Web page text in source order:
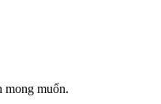
mong muốn.